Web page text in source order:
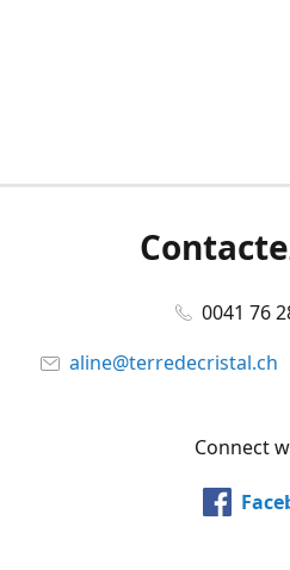
0041 76
aline@terredecristal.ch
Connect